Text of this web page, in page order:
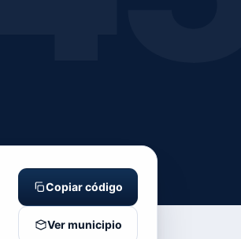
Copiar código
Ver municipio